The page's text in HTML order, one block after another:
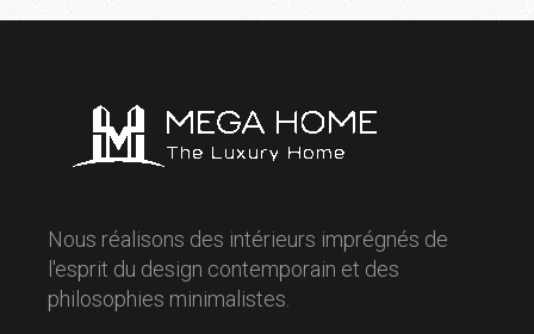
Nous réalisons des intérieurs imprégnés de
l'esprit du design contemporain et des
philosophies minimalistes.